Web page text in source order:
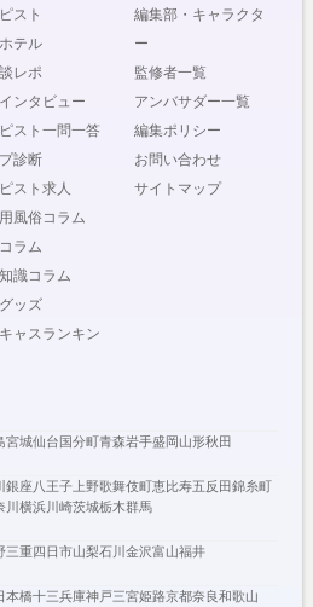
スト
テル
レポ
ンタビュー
スト一問一答
診断
スト求人
風俗コラム
ラム
識コラム
ッズ
ャスランキン
編集部・キャラクタ
ー
監修者一覧
アンバサダー一覧
編集ポリシー
お問い合わせ
サイトマップ
宮城仙台 国分町青森岩手盛岡山形秋田
銀座八王子上野歌舞伎町恵比寿五反田錦糸町
川 横浜川崎茨城栃木群馬
三重四日市山梨石川 金沢富山福井
本橋十三兵庫神戸三宮姫路京都奈良和歌山